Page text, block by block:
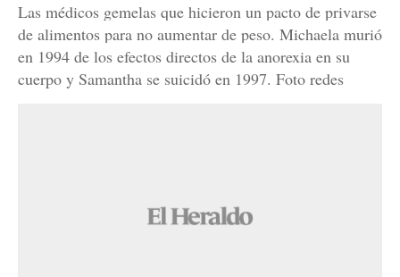
Las médicos gemelas que hicieron un pacto de privarse
de alimentos para no aumentar de peso. Michaela murió
en 1994 de los efectos directos de la anorexia en su
cuerpo y Samantha se suicidó en 1997. Foto redes